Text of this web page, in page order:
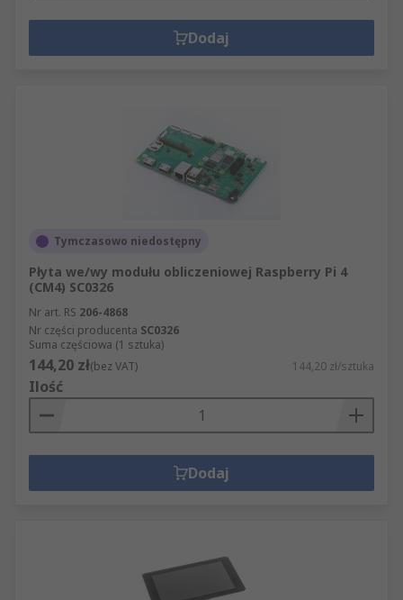
Dodaj
Tymczasowo niedostępny
Płyta we/wy modułu obliczeniowej Raspberry Pi 4
(CM4) SC0326
Nr art. RS 206-4868
Nr części producenta SC0326
Suma częściowa (1 sztuka)
144,20 zł(bez VAT) 144,20 zł/sztuka
Ilość
Dodaj